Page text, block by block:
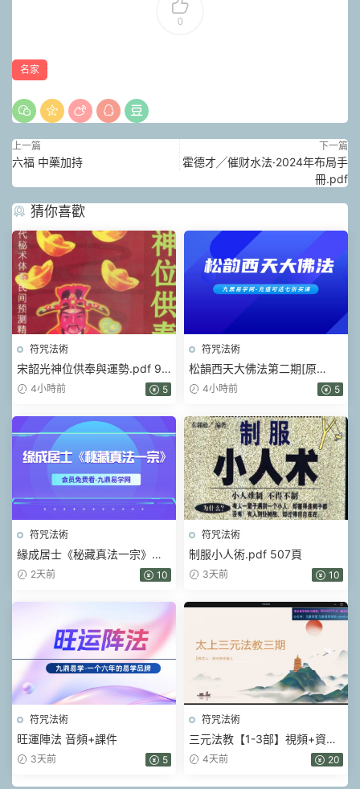
0
名家
上一篇
六福 中藥加持
下一篇
霍德才╱催财水法·2024年布局手
冊.pdf
猜你喜歡
符咒法術
宋韶光神位供奉與運勢.pdf 99
頁 4小時前 5
符咒法術
松韻西天大佛法第二期[原
版].pdf 5頁
4小時前 5
符咒法術
緣成居士《秘藏真法一宗》視
頻+課件
2天前 10
符咒法術
制服小人術.pdf 507頁
3天前 10
符咒法術
旺運陣法 音頻+課件
3天前 5
符咒法術
三元法教【1-3部】視頻+資料
pdf4天前 20